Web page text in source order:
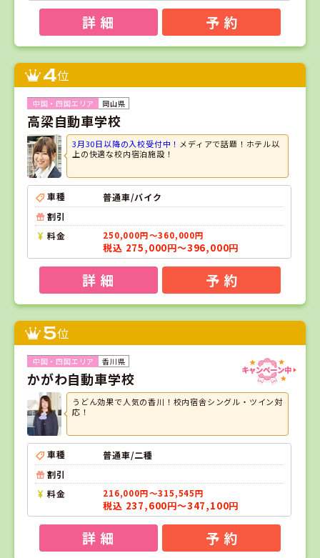
詳 細 予 約
4位
岡山県
高梁自動車学校
3月30日以降の入校受付中！ メディアで話題！ホテル以
上の快適な校内宿泊施設！
車種
普通車/バイク
割引
料金
250,000円～360,000円
税込 275,000円～396,000円
詳 細 予 約
5位
香川県
かがわ自動車学校
うどん効果で人気の香川！校内宿舎シングル・ツイン対
応！
車種
普通車/二種
割引
料金
216,000円～315,545円
税込 237,600円～347,100円
詳 細 予 約